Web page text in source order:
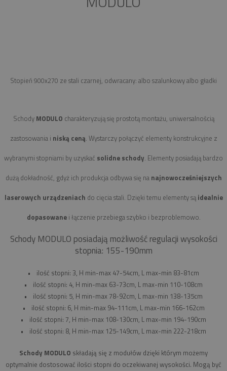
Stopień 900x270 ze stali czarnej, odwracany: albo szalunkowy albo gładki
Schody MODULO charakteryzują się prostotą montażu, uniwersalnością
zastosowania i niską ceną. Wystarczy połączyć elementy konstrukcyjne z
wybranymi stopniami by uzyskać solidne schody. Elementy posiadają bardzo
dużą dokładność, gdyż ich produkcja odbywa się na najnowocześniejszych
laserowych urządzeniach do cięcia stali. Dzięki temu elementy są idealnie
dopasowanei łączenie przebiega szybko i bezproblemowo.
Schody MODULO posiadają możliwość regulacji wysokości
stopnia: 155-190mm
• ilość stopni: 3, H min-max 47-54cm, L max-min 83-81cm
• ilość stopni: 4, H min-max 63-73cm, L max-min 110-108cm
• ilość stopni: 5, H min-max 78-92cm, L max-min 138-135cm
• ilość stopni: 6, H min-max 94-111cm, L max-min 166-162cm
• ilość stopni: 7, H min-max 108-130cm, L max-min 194-190cm
• ilość stopni: 8, H min-max 125-149cm, L max-min 222-218cm
Schody MODULO składają się z modułów dzięki którym możemy
optymalnie dostosować ilości stopni do oczekiwanej wysokości. Mogą być